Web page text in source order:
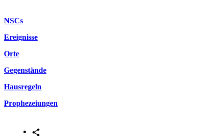
NSCs
Ereignisse
Orte
Gegenstände
Hausregeln
Prophezeiungen